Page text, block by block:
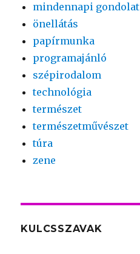
mindennapi gondolat
önellátás
papírmunka
programajánló
szépirodalom
technológia
természet
természetművészet
túra
zene
KULCSSZAVAK